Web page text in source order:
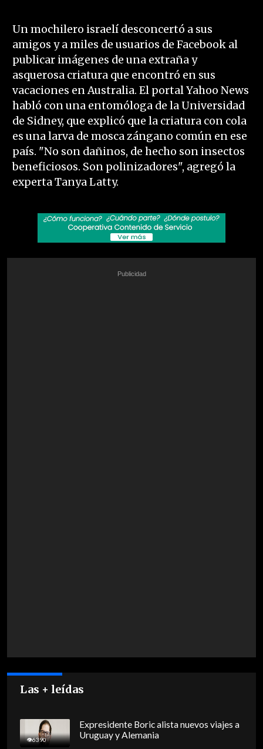
Un mochilero israelí desconcertó a sus
amigos y a miles de usuarios de Facebook al
publicar imágenes de una extraña y
asquerosa criatura que encontró en sus
vacaciones en Australia. El portal Yahoo News
habló con una entomóloga de la Universidad
de Sidney, que explicó que la criatura con cola
es una larva de mosca zángano común en ese
país. "No son dañinos, de hecho son insectos
beneficiosos. Son polinizadores", agregó la
experta Tanya Latty.
Las + leídas
6390
Expresidente Boric alista nuevos viajes a
Uruguay y Alemania